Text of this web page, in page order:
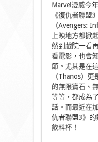
Marvel漫威今
《復仇者聯盟3
（Avengers:
上映地方都掀
然到戲院一看
看電影，也會
節。尤其是在
（Thanos）
的無限寶石、
等等，都成為
話。而最近在
仇者聯盟3》
飲料杯！